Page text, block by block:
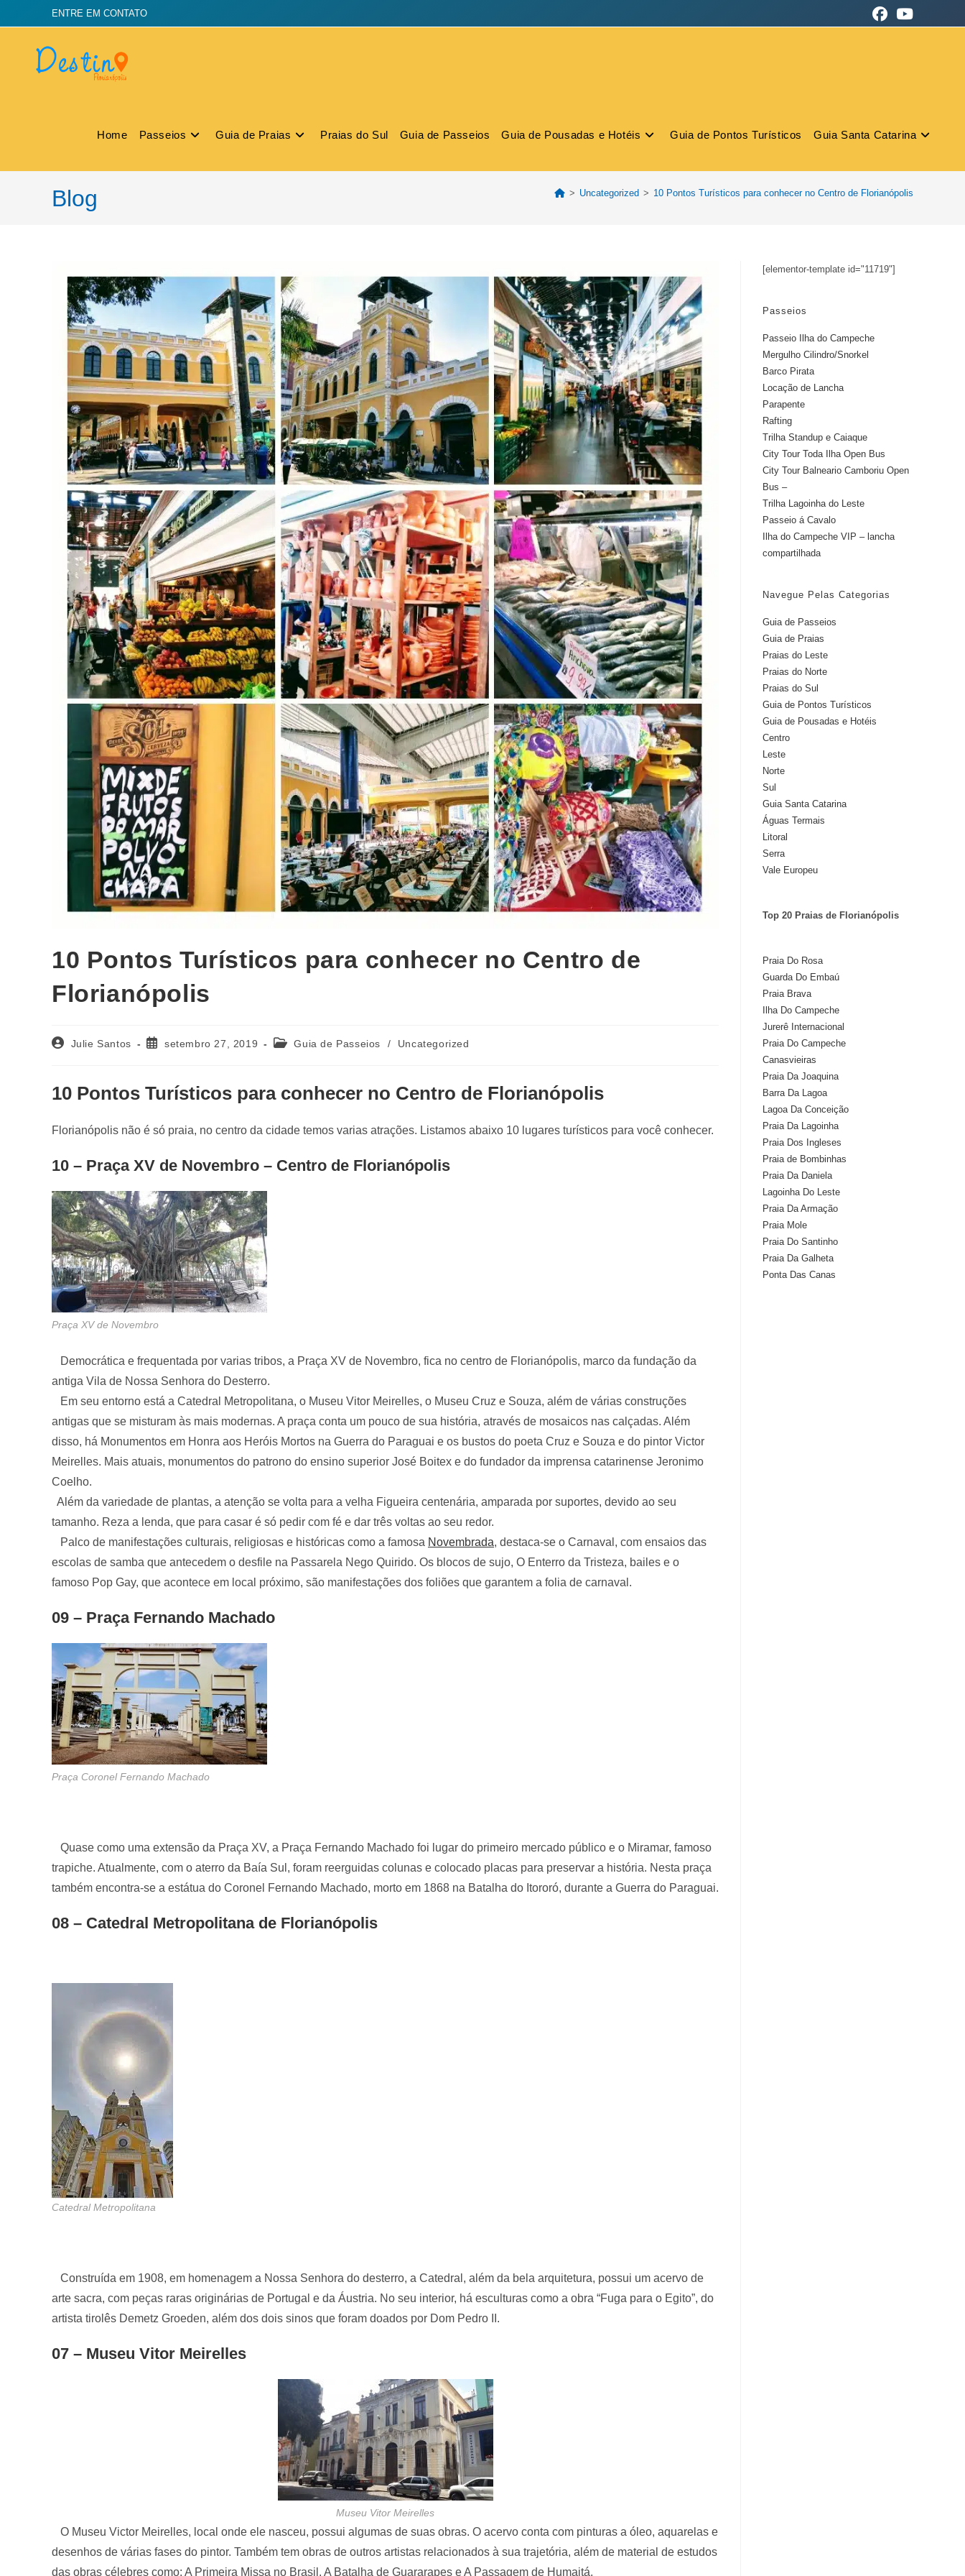
ENTRE EM CONTATO
Home Passeios Guia de Praias Praias do Sul Guia de Passeios Guia de Pousadas e Hotéis Guia de Pontos Turísticos Guia Santa Catarina
Blog > Uncategorized > 10 Pontos Turísticos para conhecer no Centro de Florianópolis
10 Pontos Turísticos para conhecer no Centro de
Florianópolis
Julie Santos setembro 27, 2019 Guia de Passeios / Uncategorized
10 Pontos Turísticos para conhecer no Centro de Florianópolis
Florianópolis não é só praia, no centro da cidade temos varias atrações. Listamos abaixo 10 lugares turísticos para você conhecer.
10 – Praça XV de Novembro – Centro de Florianópolis
Praça XV de Novembro
Democrática e frequentada por varias tribos, a Praça XV de Novembro, fica no centro de Florianópolis, marco da fundação da
antiga Vila de Nossa Senhora do Desterro.
Em seu entorno está a Catedral Metropolitana, o Museu Vitor Meirelles, o Museu Cruz e Souza, além de várias construções
antigas que se misturam às mais modernas. A praça conta um pouco de sua história, através de mosaicos nas calçadas. Além
disso, há Monumentos em Honra aos Heróis Mortos na Guerra do Paraguai e os bustos do poeta Cruz e Souza e do pintor Victor
Meirelles. Mais atuais, monumentos do patrono do ensino superior José Boitex e do fundador da imprensa catarinense Jeronimo
Coelho.
Além da variedade de plantas, a atenção se volta para a velha Figueira centenária, amparada por suportes, devido ao seu
tamanho. Reza a lenda, que para casar é só pedir com fé e dar três voltas ao seu redor.
Palco de manifestações culturais, religiosas e históricas como a famosa Novembrada, destaca-se o Carnaval, com ensaios das
escolas de samba que antecedem o desfile na Passarela Nego Quirido. Os blocos de sujo, O Enterro da Tristeza, bailes e o
famoso Pop Gay, que acontece em local próximo, são manifestações dos foliões que garantem a folia de carnaval.
09 – Praça Fernando Machado
Praça Coronel Fernando Machado
Quase como uma extensão da Praça XV, a Praça Fernando Machado foi lugar do primeiro mercado público e o Miramar, famoso
trapiche. Atualmente, com o aterro da Baía Sul, foram reerguidas colunas e colocado placas para preservar a história. Nesta praça
também encontra-se a estátua do Coronel Fernando Machado, morto em 1868 na Batalha do Itororó, durante a Guerra do Paraguai.
08 – Catedral Metropolitana de Florianópolis
Catedral Metropolitana
Construída em 1908, em homenagem a Nossa Senhora do desterro, a Catedral, além da bela arquitetura, possui um acervo de
arte sacra, com peças raras originárias de Portugal e da Áustria. No seu interior, há esculturas como a obra “Fuga para o Egito”, do
artista tirolês Demetz Groeden, além dos dois sinos que foram doados por Dom Pedro II.
07 – Museu Vitor Meirelles
Museu Vitor Meirelles
O Museu Victor Meirelles, local onde ele nasceu, possui algumas de suas obras. O acervo conta com pinturas a óleo, aquarelas e
desenhos de várias fases do pintor. Também tem obras de outros artistas relacionados à sua trajetória, além de material de estudos
das obras célebres como: A Primeira Missa no Brasil, A Batalha de Guararapes e A Passagem de Humaitá.
[elementor-template id="11719"]
Passeios
Passeio Ilha do Campeche
Mergulho Cilindro/Snorkel
Barco Pirata
Locação de Lancha
Parapente
Rafting
Trilha Standup e Caiaque
City Tour Toda Ilha Open Bus
City Tour Balneario Camboriu Open
Bus –
Trilha Lagoinha do Leste
Passeio á Cavalo
Ilha do Campeche VIP – lancha
compartilhada
Navegue Pelas Categorias
Guia de Passeios
Guia de Praias
Praias do Leste
Praias do Norte
Praias do Sul
Guia de Pontos Turísticos
Guia de Pousadas e Hotéis
Centro
Leste
Norte
Sul
Guia Santa Catarina
Águas Termais
Litoral
Serra
Vale Europeu
Top 20 Praias de Florianópolis
Praia Do Rosa
Guarda Do Embaú
Praia Brava
Ilha Do Campeche
Jurerê Internacional
Praia Do Campeche
Canasvieiras
Praia Da Joaquina
Barra Da Lagoa
Lagoa Da Conceição
Praia Da Lagoinha
Praia Dos Ingleses
Praia de Bombinhas
Praia Da Daniela
Lagoinha Do Leste
Praia Da Armação
Praia Mole
Praia Do Santinho
Praia Da Galheta
Ponta Das Canas